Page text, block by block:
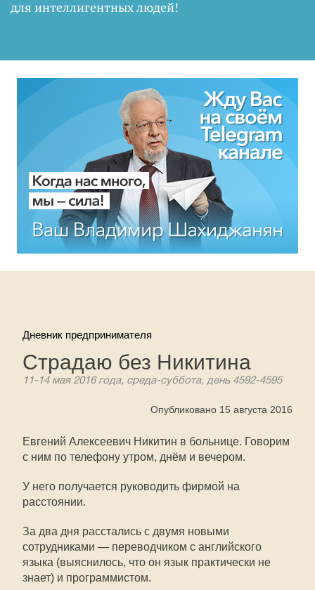
для интеллигентных людей!
Дневник предпринимателя
Страдаю без Никитина
11-14 мая 2016 года, среда-суббота, день 4592-4595
Опубликовано 15 августа 2016
Евгений Алексеевич Никитин в больнице. Говорим
с ним по телефону утром, днём и вечером.
У него получается руководить фирмой на
расстоянии.
За два дня расстались с двумя новыми
сотрудниками — переводчиком с английского
языка (выяснилось, что он язык практически не
знает) и программистом.